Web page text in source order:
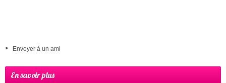
Envoyer à un ami
En savoir plus